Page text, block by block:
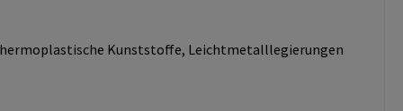
Kunststoffe, Leichtmetalllegierungen